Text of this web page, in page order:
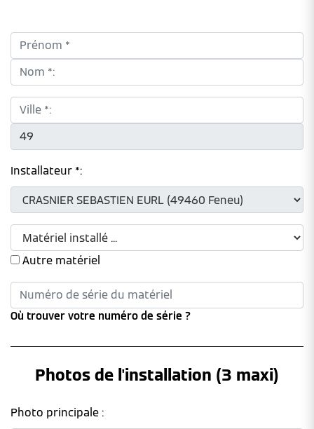
Prénom *:
Nom *:
Ville *:
CP *:
Installateur *:
Autre matériel
Où trouver votre numéro de série ?
Photos de l'installation (3 maxi)
Photo principale :